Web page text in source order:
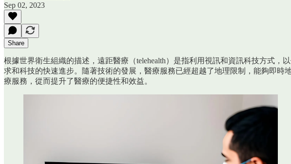
Sep 02, 2023
Share
根據世界衛生組織的描述，遠距醫療（telehealth）是指利用視訊和資訊科技方式
求和科技的快速進步。隨著技術的發展，醫療服務已經超越了地理限制，能夠即
療服務，從而提升了醫療的便捷性和效益。